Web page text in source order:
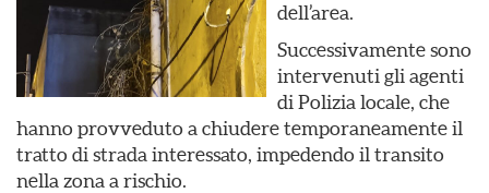
dell’area.
Successivamente sono
intervenuti gli agenti
di Polizia locale, che
hanno provveduto a chiudere temporaneamente il
tratto di strada interessato, impedendo il transito
nella zona a rischio.